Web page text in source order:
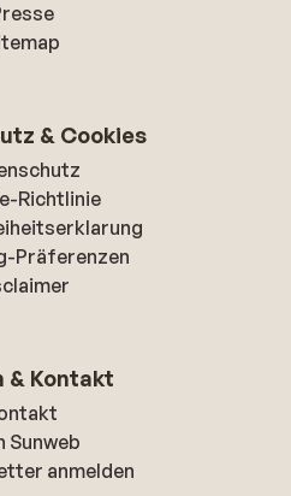
& Cookies
Richtlinie
Präferenzen
& Kontakt
Sunweb
anmelden